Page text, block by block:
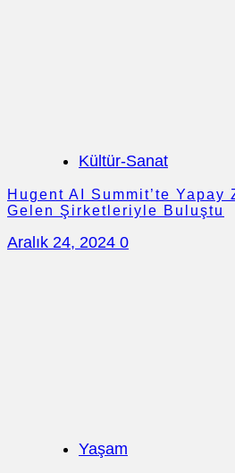
Kültür-Sanat
Hugent AI Summit’te Yapay
Gelen Şirketleriyle Buluştu
Aralık 24, 2024 0
Yaşam